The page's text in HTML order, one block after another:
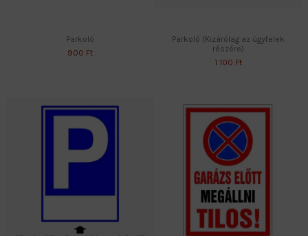
Parkoló
900 Ft
Parkoló (Kizárólag az ügyfelek
részére)
1 100 Ft